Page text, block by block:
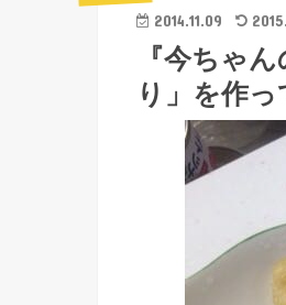
2014.11.09
『今ちゃ
り」を作